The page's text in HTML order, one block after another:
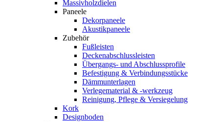
Massivholzdielen
Paneele
Dekorpaneele
Akustikpaneele
Zubehör
Fußleisten
Deckenabschlussleisten
Übergangs- und Abschlussprofile
Befestigung & Verbindungsstücke
Dämmunterlagen
Verlegematerial & -werkzeug
Reinigung, Pflege & Versiegelung
Kork
Designboden